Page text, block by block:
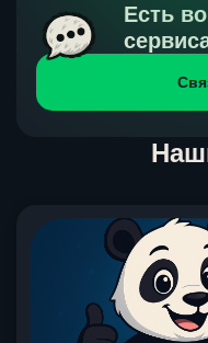
получения нами
направлений курс,
окончательным. Если
чат на сайте, мы
Есть